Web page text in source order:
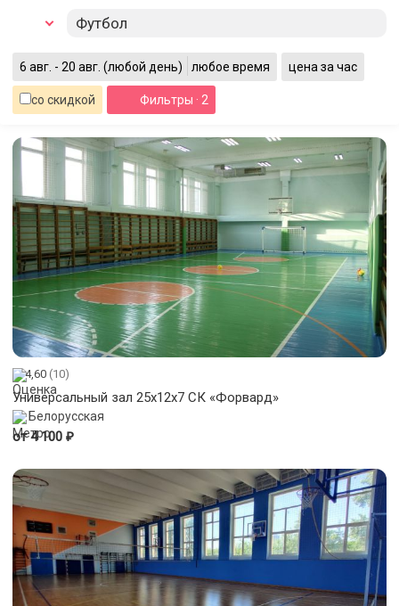
Футбол
6 авг. - 20 авг. (любой день) любое время цена за час
со скидкой Фильтры · 2
4,60 (10)
Универсальный зал 25х12х7 СК «Форвард»
Белорусская
от 4 100 ₽